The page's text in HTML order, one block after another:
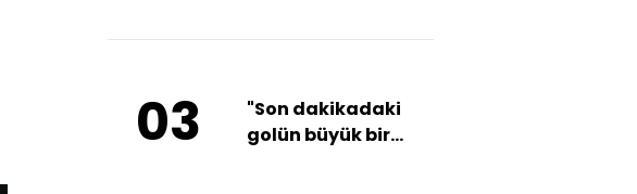
03
"Son dakikadaki
golün büyük bir